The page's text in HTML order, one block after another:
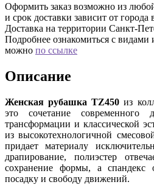
Оформить заказ возможно из
и срок доставки зависит от
Доставка на территории Санкт-
Подробнее ознакомиться с видами
можно по ссылке
Описание
Женская рубашка TZ450 из
это сочетание современного
трансформации и классической
из высокотехнологичной
придает материалу
драпирование, полиэстер
сохранение формы, а спандекс
посадку и свободу движений.